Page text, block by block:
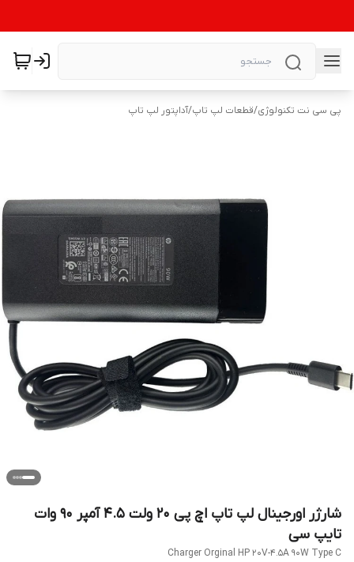
پی سی نت تکنولوژی/قطعات لپ تاپ/آداپتور لپ تاپ
شارژر اورجینال لپ تاپ اچ پی 20 ولت 4.5 آمپر 90 وات
تایپ سی
Charger Orginal HP 20V-4.5A 90W Type C